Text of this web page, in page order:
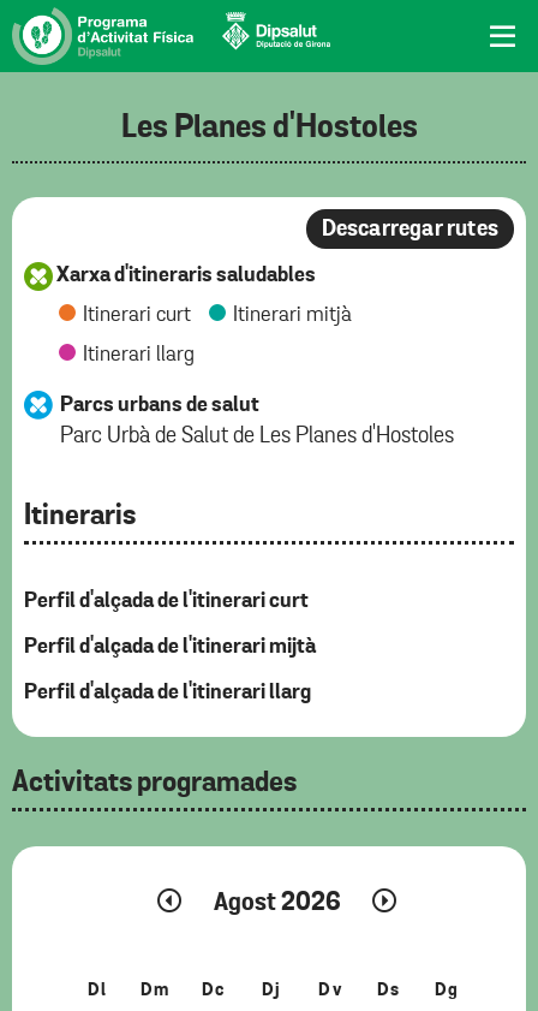
Les Planes d'Hostoles
Descarregar rutes
Xarxa d'itineraris saludables
Itinerari curt
Itinerari mitjà
Itinerari llarg
Parcs urbans de salut
Parc Urbà de Salut de Les Planes d'Hostoles
Itineraris
Perfil d'alçada de l'itinerari curt
Perfil d'alçada de l'itinerari mijtà
Perfil d'alçada de l'itinerari llarg
Activitats programades
Agost 2026
Dl Dm Dc Dj Dv Ds Dg